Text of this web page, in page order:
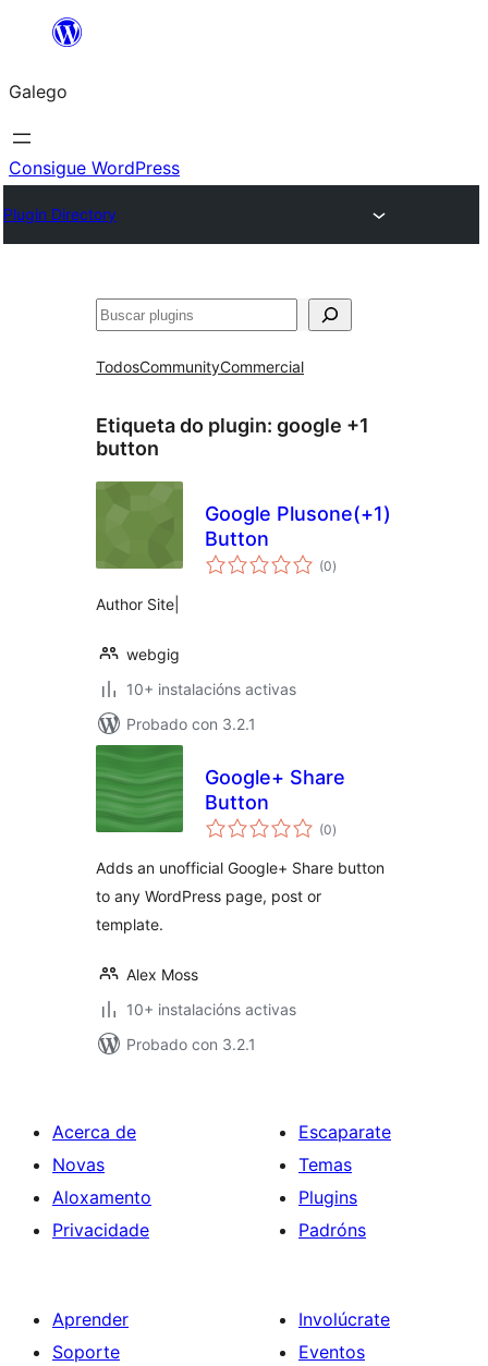
Saltar
contido
Galego
Consigue WordPress
Plugin Directory
Buscar
TodosCommunityCommercial
Etiqueta do plugin: google +1
button
Google Plusone(+1)
Button
(0valoracións
totais
)
Author Site|
webgig
10+ instalacións activas
Probado con 3.2.1
Google+ Share
Button
(0valoracións
totais
)
Adds an unofficial Google+ Share button
to any WordPress page, post or
template.
Alex Moss
10+ instalacións activas
Probado con 3.2.1
Acerca de
Novas
Aloxamento
Privacidade
Escaparate
Temas
Plugins
Padróns
Aprender
Soporte
Involúcrate
Eventos